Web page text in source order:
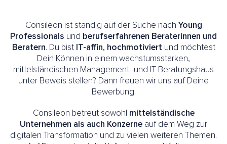
Consileon ist ständig auf der Suche nachYoung
Professionals und berufserfahrenen Beraterinnen und
Beratern. Du bist IT-affin, hochmotiviertund möchtest
Dein Können in einem wachstumsstarken,
mittelständischen Management- und IT-Beratungshaus
unter Beweis stellen? Dann freuen wir uns auf Deine
Bewerbung.
Consileon betreut sowohl mittelständische
Unternehmen als auch Konzerne auf dem Weg zur
digitalen Transformation und zu vielen weiteren Themen.